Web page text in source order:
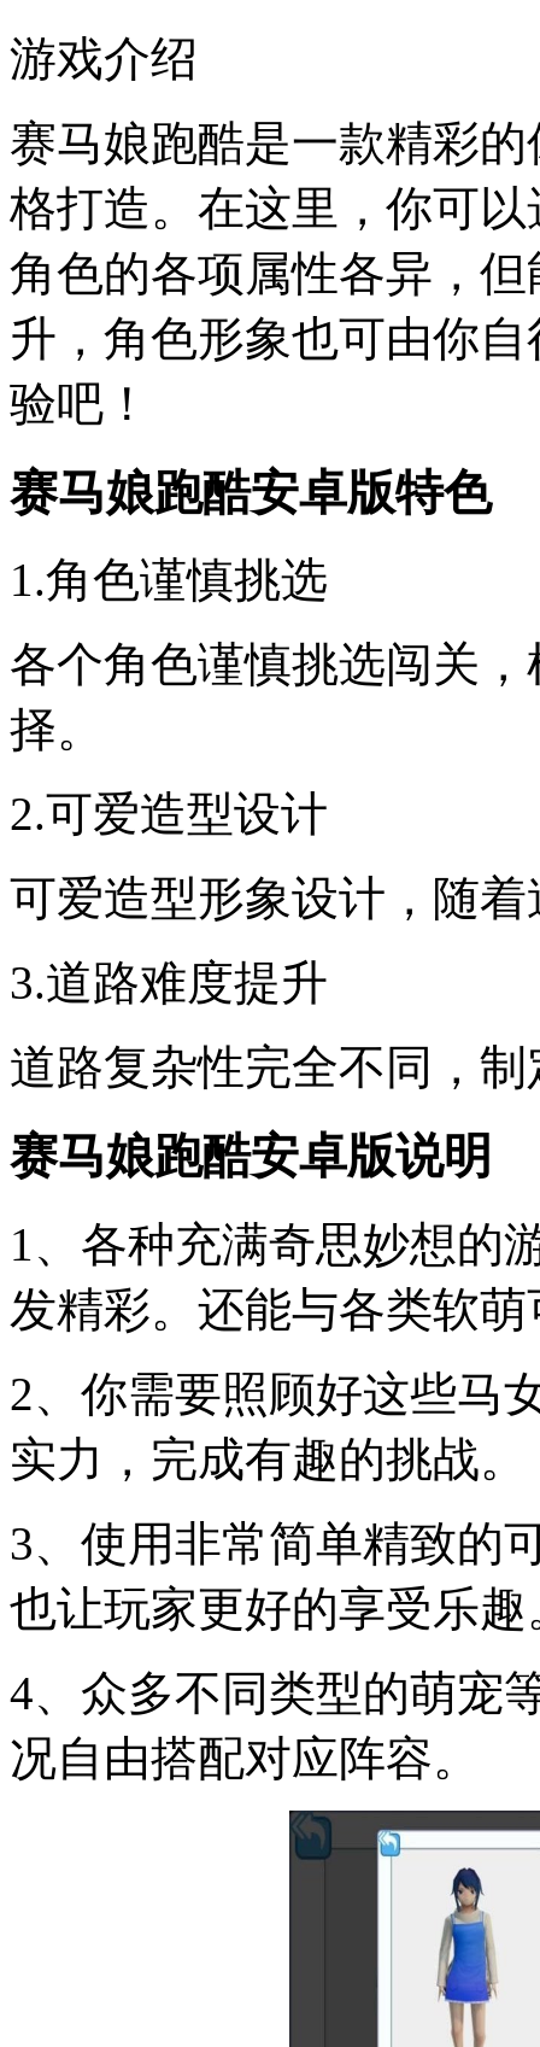
游戏介绍
赛马娘跑酷是一款精彩
格打造。在这里，你可
角色的各项属性各异，
升，角色形象也可由你
验吧！
赛马娘跑酷安卓版特色
1.角色谨慎挑选
各个角色谨慎挑选闯关
择。
2.可爱造型设计
可爱造型形象设计，随
3.道路难度提升
道路复杂性完全不同，
赛马娘跑酷安卓版说明
1、各种充满奇思妙想的
发精彩。还能与各类软
2、你需要照顾好这些马
实力，完成有趣的挑战。
3、使用非常简单精致的
也让玩家更好的享受乐趣
4、众多不同类型的萌宠
况自由搭配对应阵容。